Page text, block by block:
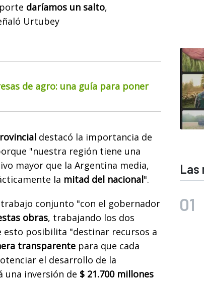
daríamos un salto,
Urtubey
de agro: una guía para poner
destacó la importancia de
"nuestra región tiene una
mayor que la Argentina media,
la mitad del nacional".
conjunto "con el gobernador
obras, trabajando los dos
posibilita "destinar recursos a
transparente para que cada
el desarrollo de la
una inversión de $ 21.700 millones
Las